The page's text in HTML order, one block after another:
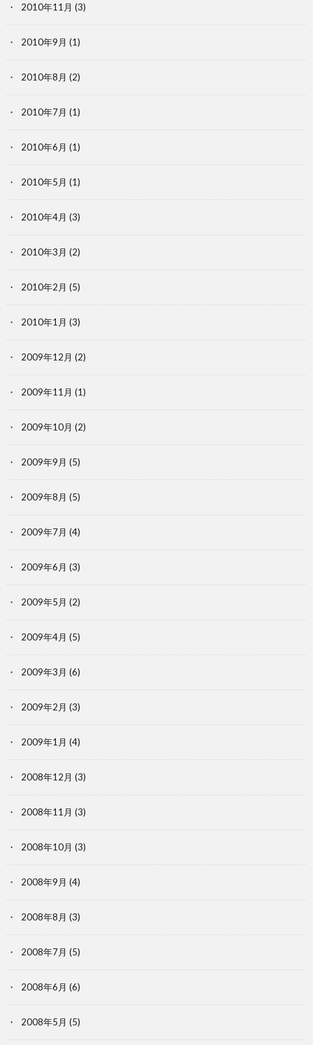
2010年11月 (3)
2010年9月 (1)
2010年8月 (2)
2010年7月 (1)
2010年6月 (1)
2010年5月 (1)
2010年4月 (3)
2010年3月 (2)
2010年2月 (5)
2010年1月 (3)
2009年12月 (2)
2009年11月 (1)
2009年10月 (2)
2009年9月 (5)
2009年8月 (5)
2009年7月 (4)
2009年6月 (3)
2009年5月 (2)
2009年4月 (5)
2009年3月 (6)
2009年2月 (3)
2009年1月 (4)
2008年12月 (3)
2008年11月 (3)
2008年10月 (3)
2008年9月 (4)
2008年8月 (3)
2008年7月 (5)
2008年6月 (6)
2008年5月 (5)